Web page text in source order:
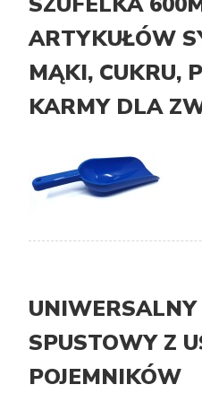
ARTYKUŁÓW
MĄKI, CUKRU,
KARMY DLA
SPUSTOWY Z
POJEMNIKÓW